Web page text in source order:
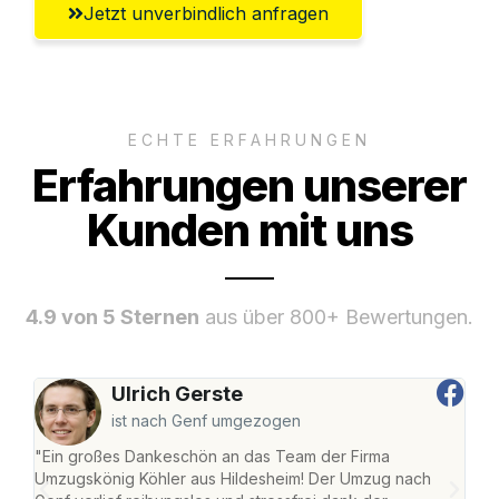
Jetzt unverbindlich anfragen
ECHTE ERFAHRUNGEN
Erfahrungen unserer
Kunden mit uns
4.9 von 5 Sternen aus über 800+ Bewertungen.
Ulrich Gerste
ist nach Genf umgezogen
"Ein großes Dankeschön an das Team der Firma
Umzugskönig Köhler aus Hildesheim! Der Umzug nach